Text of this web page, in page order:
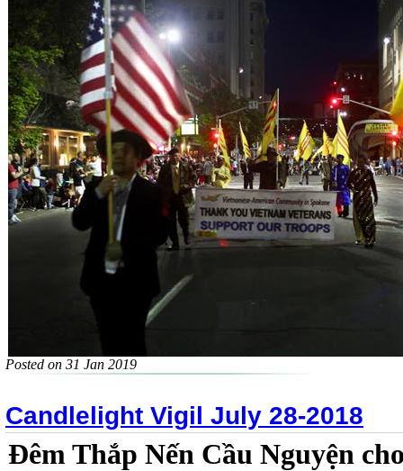
Posted on 31 Jan 2019
Candlelight Vigil July 28-2018
Đêm Thắp Nến Cầu Nguyện